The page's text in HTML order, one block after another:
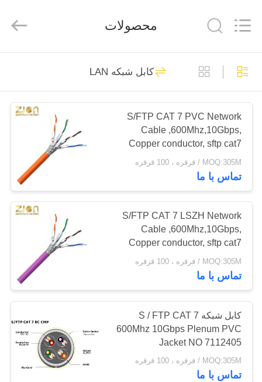
خانه
محصولات
درباره
تور
کارخانه
کنترل
کیفیت
تماس
بگیرید
CO.,
LTD.
Reserved.
سیستم فیبر نوری
516
کابل فیبر نوری
38
کابل کشی ساختاری
مسی
66
محصولات
کابل شبکه LAN
S/FTP CAT 7 PVC Network
Cable ,600Mhz,10Gbps,
Copper conductor, sftp cat7
ethernet cable, cat7 lan cable
NO 7112402
MOQ:305M / قرقره ، 100 قرقره
تماس با ما
S/FTP CAT 7 LSZH Network
Cable ,600Mhz,10Gbps,
Copper conductor, sftp cat7
ethernet cable, cat7 lan cable
NO 7112406
MOQ:305M / قرقره ، 100 قرقره
تماس با ما
کابل شبکه S / FTP CAT 7
600Mhz 10Gbps Plenum PVC
Jacket NO 7112405
MOQ:305M / قرقره ، 100 قرقره
تماس با ما